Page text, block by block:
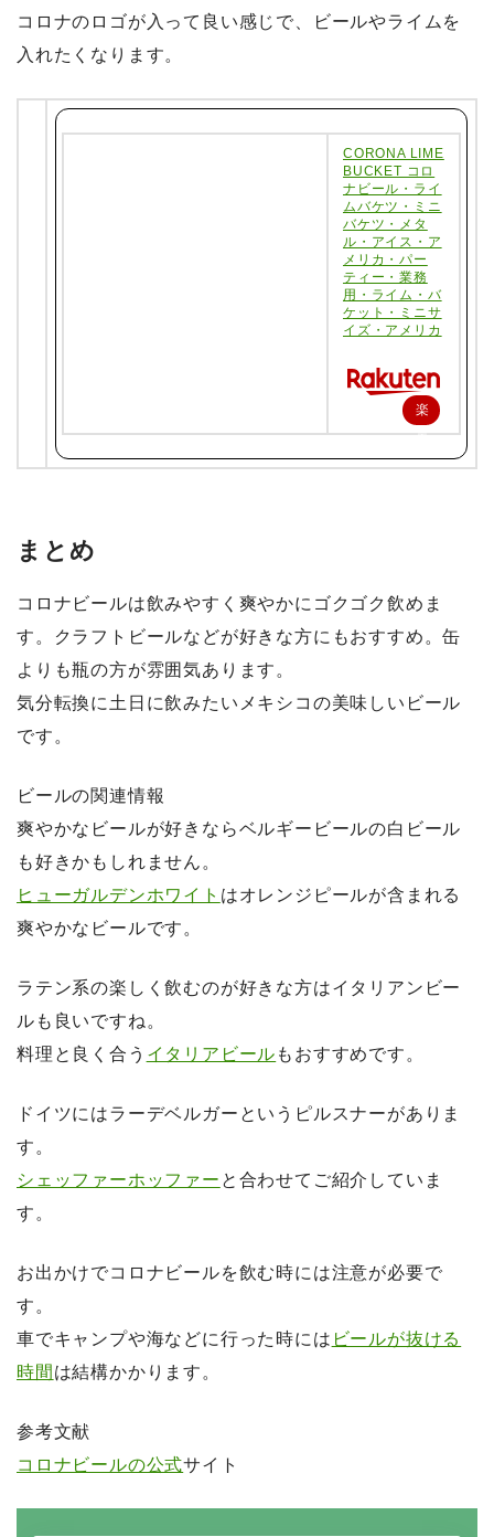
コロナのロゴが入って良い感じで、ビールやライムを
入れたくなります。
CORONA LIME
BUCKET コロ
ナビール・ライ
ムバケツ・ミニ
バケツ・メタ
ル・アイス・ア
メリカ・パー
ティー・業務
用・ライム・バ
ケット・ミニサ
イズ・アメリカ
楽
天
で
まとめ
コロナビールは飲みやすく爽やかにゴクゴク飲めま
す。クラフトビールなどが好きな方にもおすすめ。缶
よりも瓶の方が雰囲気あります。
気分転換に土日に飲みたいメキシコの美味しいビール
です。
ビールの関連情報
爽やかなビールが好きならベルギービールの白ビール
も好きかもしれません。
ヒューガルデンホワイト はオレンジピールが含まれる
爽やかなビールです。
ラテン系の楽しく飲むのが好きな方はイタリアンビー
ルも良いですね。
料理と良く合う イタリアビール もおすすめです。
ドイツにはラーデベルガーというピルスナーがありま
す。
シェッファーホッファー と合わせてご紹介していま
す。
お出かけでコロナビールを飲む時には注意が必要で
す。
車でキャンプや海などに行った時には ビールが抜ける
時間 は結構かかります。
参考文献
コロナビールの公式サイト